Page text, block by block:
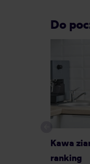
Do
Kawa
ranking